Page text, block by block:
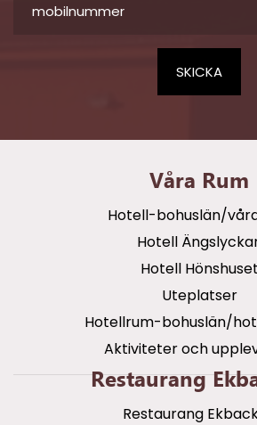
Våra Rum
Hotell-bohuslän/
Hotell
Hotell Hönshuset
Uteplatser
Hotellrum-bohuslän/
Aktiviteter och
Restaurang
Restaurang